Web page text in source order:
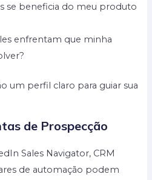
se beneficia do meu produto
enfrentam que minha
um perfil claro para guiar sua
de Prospecção
Sales Navigator, CRM
de automação podem